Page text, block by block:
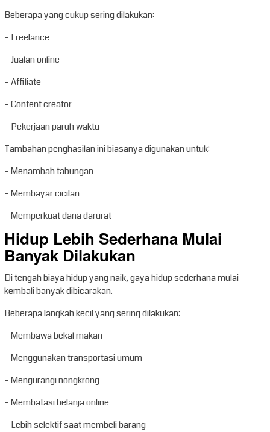
Beberapa yang cukup sering dilakukan:
– Freelance
– Jualan online
– Affiliate
– Content creator
– Pekerjaan paruh waktu
Tambahan penghasilan ini biasanya digunakan untuk:
– Menambah tabungan
– Membayar cicilan
– Memperkuat dana darurat
Hidup Lebih Sederhana Mulai
Banyak Dilakukan
Di tengah biaya hidup yang naik, gaya hidup sederhana mulai
kembali banyak dibicarakan.
Beberapa langkah kecil yang sering dilakukan:
– Membawa bekal makan
– Menggunakan transportasi umum
– Mengurangi nongkrong
– Membatasi belanja online
– Lebih selektif saat membeli barang